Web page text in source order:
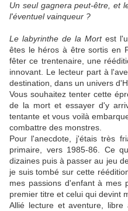
Un seul gagnera peut-être, et
l'éventuel vainqueur ?
Le labyrinthe de la Mortest
êtes le héros à être sortis en
fêter ce trentenaire, une
innovant. Le lecteur part à
destination, dans un univers
Vous souhaitez tenter cette
de la mort et essayer d'y
tentante et vous voilà
combattre des monstres.
Pour l'anecdote, j'étais très
primaire, vers 1985-86. Ce
dizaines puis à passer au jeu
je suis tombé sur cette
mes passions d'enfant à mes
premier titre et celui qui devint
Allié lecture et aventure,